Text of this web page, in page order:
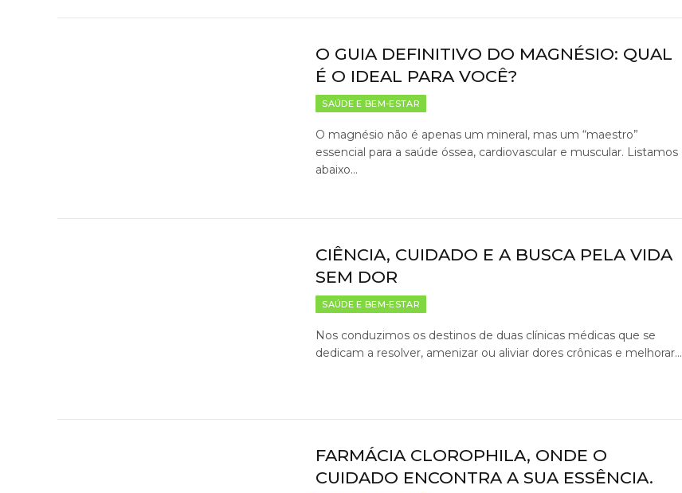
O GUIA DEFINITIVO DO MAGNÉSIO: QUAL
É O IDEAL PARA VOCÊ?
SAÚDE E BEM-ESTAR
O magnésio não é apenas um mineral, mas um “maestro”
essencial para a saúde óssea, cardiovascular e muscular. Listamos
abaixo…
CIÊNCIA, CUIDADO E A BUSCA PELA VIDA
SEM DOR
SAÚDE E BEM-ESTAR
Nos conduzimos os destinos de duas clínicas médicas que se
dedicam a resolver, amenizar ou aliviar dores crônicas e melhorar…
FARMÁCIA CLOROPHILA, ONDE O
CUIDADO ENCONTRA A SUA ESSÊNCIA.